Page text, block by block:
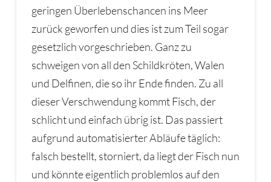
geringen Überlebenschancen ins Meer
zurück geworfen und dies ist zum Teil sogar
gesetzlich vorgeschrieben. Ganz zu
schweigen von all den Schildkröten, Walen
und Delfinen, die so ihr Ende finden. Zu all
dieser Verschwendung kommt Fisch, der
schlicht und einfach übrig ist. Das passiert
aufgrund automatisierter Abläufe täglich:
falsch bestellt, storniert, da liegt der Fisch nun
und könnte eigentlich problemlos auf den